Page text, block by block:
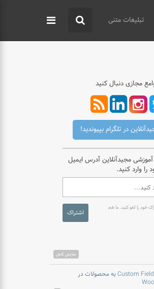
تبلیغات متنی
مجازی دنبال کنید
در تلگرام بپیوندید!
مجیدآنلاین آدرس ایمیل
را وارد کنید.
خود را لغو کنید. ما هم
اشتراک
نمایش کامل
اضافه کردن Custom Field به محصولات در